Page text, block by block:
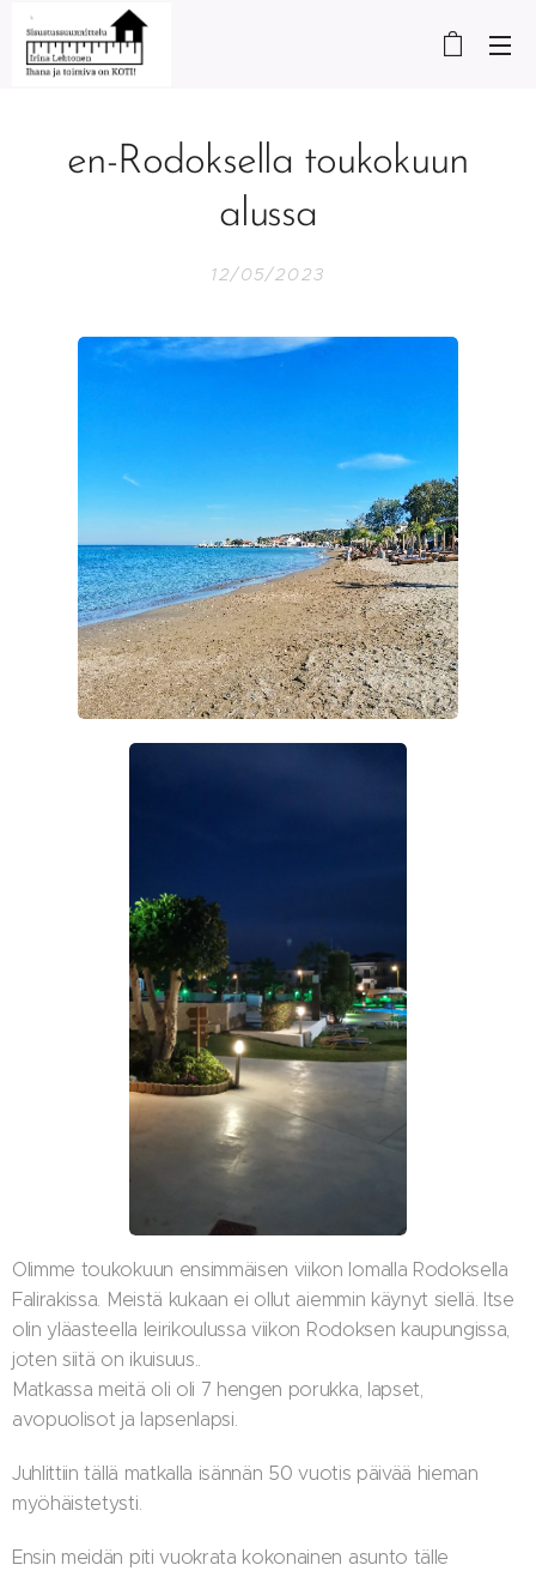
en-Rodoksella toukokuun
alussa
12/05/2023
Olimme toukokuun ensimmäisen viikon lomalla Rodoksella
Falirakissa. Meistä kukaan ei ollut aiemmin käynyt siellä. Itse
olin yläasteella leirikoulussa viikon Rodoksen kaupungissa,
joten siitä on ikuisuus..
Matkassa meitä oli oli 7 hengen porukka, lapset,
avopuolisot ja lapsenlapsi.
Juhlittiin tällä matkalla isännän 50 vuotis päivää hieman
myöhäistetysti.
Ensin meidän piti vuokrata kokonainen asunto tälle